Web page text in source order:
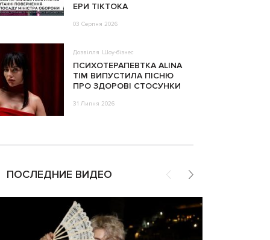
ЕРИ ТІКТОКА
03 Серпня 2026
Дозвілля Шоу-бізнес
ПСИХОТЕРАПЕВТКА ALINA
TIM ВИПУСТИЛА ПІСНЮ
ПРО ЗДОРОВІ СТОСУНКИ
31 Липня 2026
ПОСЛЕДНИЕ ВИДЕО